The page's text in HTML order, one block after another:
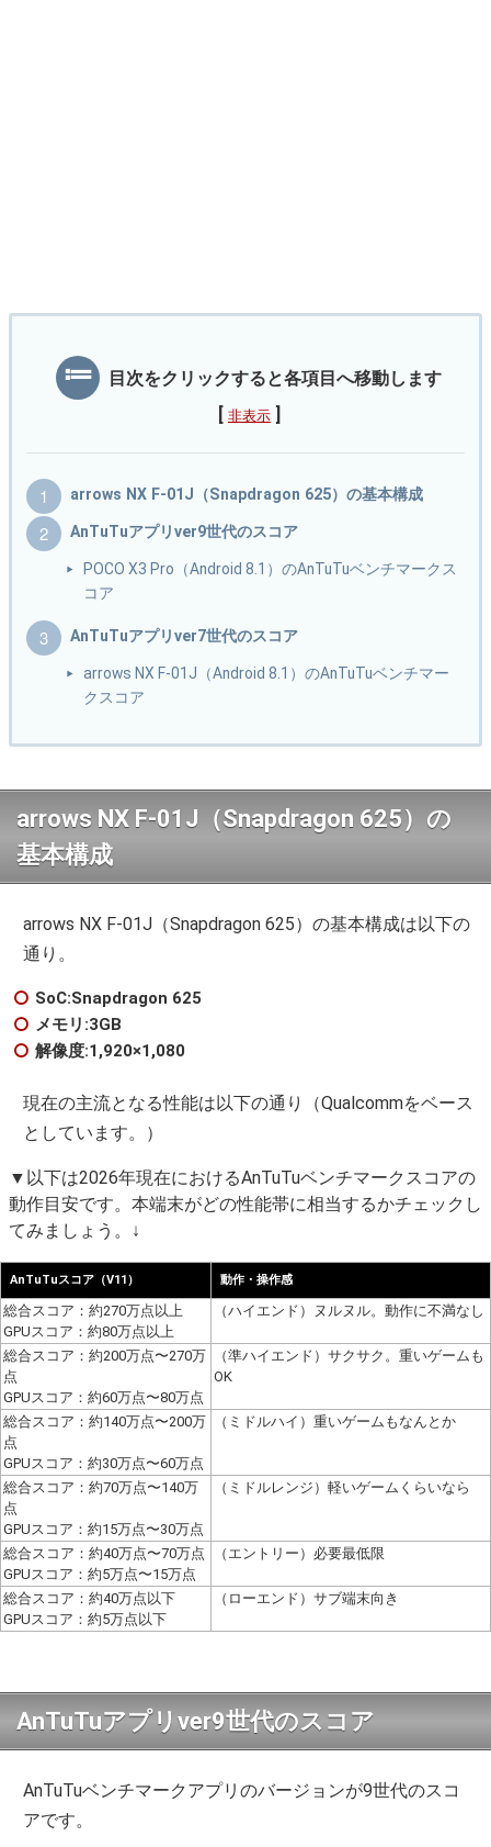
目次をクリックすると各項目へ移動します
[ 非表示 ]
arrows NX F-01J（Snapdragon 625）の基本構成
AnTuTuアプリver9世代のスコア
POCO X3 Pro（Android 8.1）のAnTuTuベンチマークス
コア
AnTuTuアプリver7世代のスコア
arrows NX F-01J（Android 8.1）のAnTuTuベンチマー
クスコア
arrows NX F-01J（Snapdragon 625）の
基本構成
arrows NX F-01J（Snapdragon 625）の基本構成は以下の
通り。
SoC:Snapdragon 625
メモリ:3GB
解像度:1,920×1,080
現在の主流となる性能は以下の通り（Qualcommをベース
としています。）
▼以下は2026年現在におけるAnTuTuベンチマークスコアの
動作目安です。本端末がどの性能帯に相当するかチェックし
てみましょう。↓
AnTuTuスコア（V11） 動作・操作感
総合スコア：約270万点以上
GPUスコア：約80万点以上
（ハイエンド）ヌルヌル。動作に不満なし
総合スコア：約200万点〜270万
点
GPUスコア：約60万点〜80万点
（準ハイエンド）サクサク。重いゲームも
OK
総合スコア：約140万点〜200万
点
GPUスコア：約30万点〜60万点
（ミドルハイ）重いゲームもなんとか
総合スコア：約70万点〜140万
点
GPUスコア：約15万点〜30万点
（ミドルレンジ）軽いゲームくらいなら
総合スコア：約40万点〜70万点
GPUスコア：約5万点〜15万点
（エントリー）必要最低限
総合スコア：約40万点以下
GPUスコア：約5万点以下
（ローエンド）サブ端末向き
AnTuTuアプリver9世代のスコア
AnTuTuベンチマークアプリのバージョンが9世代のスコ
アです。